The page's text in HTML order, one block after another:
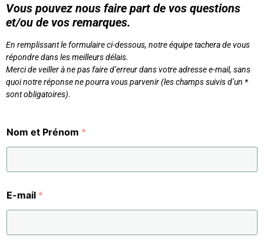
Vous pouvez nous faire part de vos questions
et/ou de vos remarques.
En remplissant le formulaire ci-dessous, notre équipe tachera de vous
répondre dans les meilleurs délais.
Merci de veiller à ne pas faire d’erreur dans votre adresse e-mail, sans
quoi notre réponse ne pourra vous parvenir (les champs suivis d’un *
sont obligatoires).
Nom et Prénom *
E-mail *